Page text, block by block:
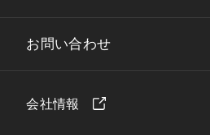
お問い合わせ
会社情報